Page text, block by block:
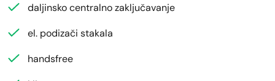
daljinsko centralno zaključavanje
el. podizači stakala
handsfree